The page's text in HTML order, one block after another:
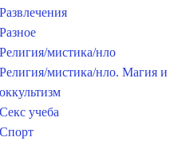
Развлечения
Разное
Религия/мистика/нло
Религия/мистика/нло. Магия и
оккультизм
Секс учеба
Спорт